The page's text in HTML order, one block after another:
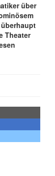
über
Theater